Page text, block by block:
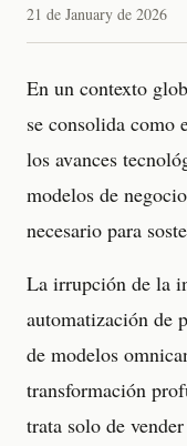
21 de January de 2026
En un contexto
se consolida como
los avances
modelos de
necesario para
La irrupción de la
automatización de
de modelos
transformación
trata solo de